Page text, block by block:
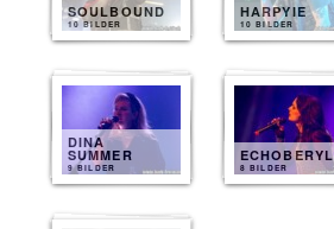
SOULBOUND
10 BILDER
HARPYIE
10 BILDER
DINA
SUMMER
9 BILDER
ECHOBERYL
8 BILDER